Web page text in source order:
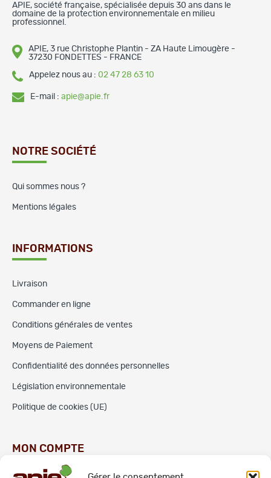
APIE, société française, spécialisée depuis 30 ans dans le
domaine de la protection environnementale en milieu
professionnel.
APIE, 3 rue Christophe Plantin - ZA Haute Limougère -
37230 FONDETTES - FRANCE
Appelez nous au : 02 47 28 63 10
E-mail : apie@apie.fr
NOTRE SOCIÉTÉ
Qui sommes nous ?
Mentions légales
INFORMATIONS
Livraison
Commander en ligne
Conditions générales de ventes
Moyens de Paiement
Confidentialité des données personnelles
Législation environnementale
Politique de cookies (UE)
MON COMPTE